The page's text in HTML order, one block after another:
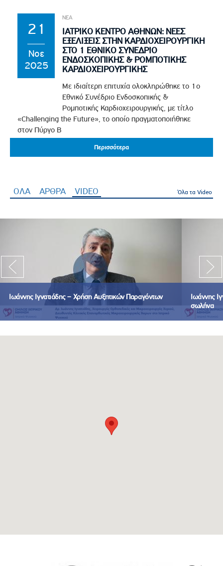
Περισσότερα
Περισσότερα
21
Νοε
2025
ΝΕΑ
ΙΑΤΡΙΚΟ ΚΕΝΤΡΟ ΑΘΗΝΩΝ: ΝΕΕΣ
ΕΞΕΛΙΞΕΙΣ ΣΤΗΝ ΚΑΡΔΙΟΧΕΙΡΟΥΡΓΙΚΗ
ΣΤΟ 1 ΕΘΝΙΚΟ ΣΥΝΕΔΡΙΟ
ΕΝΔΟΣΚΟΠΙΚΗΣ & ΡΟΜΠΟΤΙΚΗΣ
ΚΑΡΔΙΟΧΕΙΡΟΥΡΓΙΚΗΣ
Με ιδιαίτερη επιτυχία ολοκληρώθηκε το 1ο
Εθνικό Συνέδριο Ενδοσκοπικής &
Ρομποτικής Καρδιοχειρουργικής, με τίτλο
«Challenging the Future», το οποίο πραγματοποιήθηκε
στον Πύργο Β
ΟΛΑ ΑΡΘΡΑ VIDEO Όλα τα Video
Ιωάννης Ιγνατιάδης – Χρήση Αυξητικών Παραγόντων
Ιωάννης
σωλήνα